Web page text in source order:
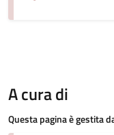
A cura di
Questa pagina è gestita